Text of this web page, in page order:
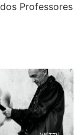
Professores